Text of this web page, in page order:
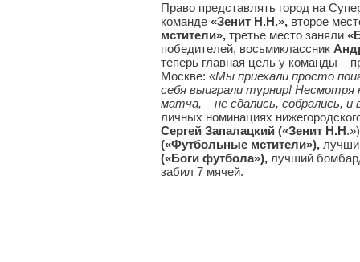
Право представлять город на
команде «Зенит Н.Н.», второе
мстители», третье место заняли
победителей, восьмиклассник
теперь главная цель у команды –
Москве: «Мы приехали просто
себя выиграли турнир!
матча, – не сдались, собрались, и
личных номинациях
Сергей Запалацкий («Зенит Н.Н
(«Футбольные мстители»),
(«Боги футбола»), лучший
забил 7 мячей.